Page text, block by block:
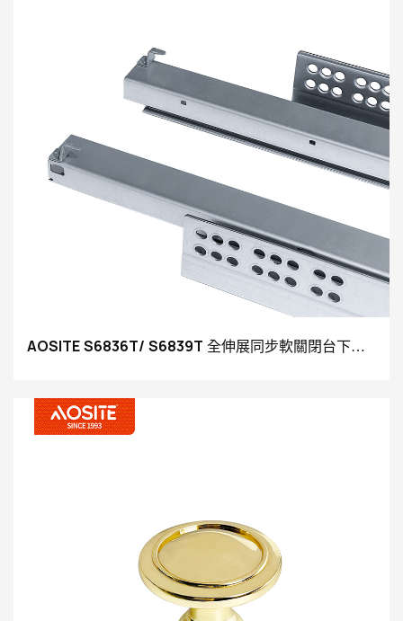
AOSITE S6836T/ S6839T 全伸展同步軟關閉台下抽